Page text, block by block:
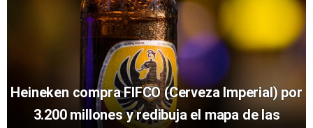
Heineken compra FIFCO (Cerveza Imperial) por
3.200 millones y redibuja el mapa de las